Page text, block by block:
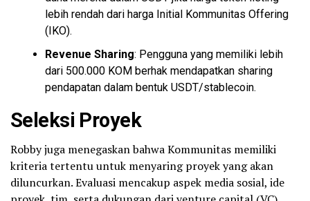
lebih rendah dari harga Initial Kommunitas Offering
(IKO).
Revenue Sharing: Pengguna yang memiliki lebih
dari 500.000 KOM berhak mendapatkan sharing
pendapatan dalam bentuk USDT/stablecoin.
Seleksi Proyek
Robby juga menegaskan bahwa Kommunitas memiliki
kriteria tertentu untuk menyaring proyek yang akan
diluncurkan. Evaluasi mencakup aspek media sosial, ide